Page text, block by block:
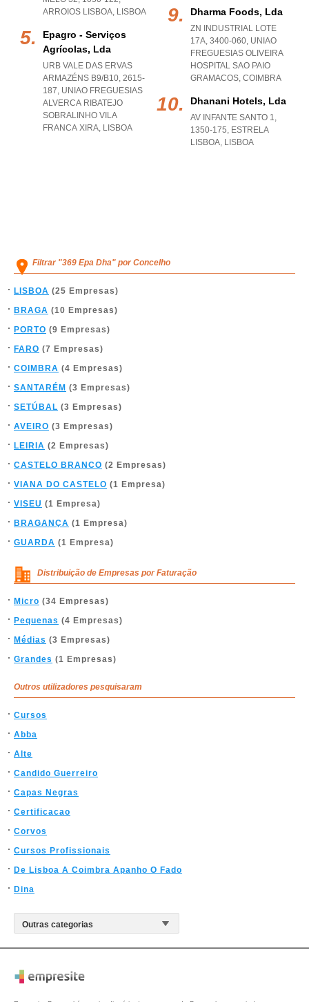
ARROIOS LISBOA, LISBOA
Epagro - Serviços
Agrícolas, Lda
URB VALE DAS ERVAS
ARMAZÉNS B9/B10, 2615-
187, UNIAO FREGUESIAS
ALVERCA RIBATEJO
SOBRALINHO VILA
FRANCA XIRA, LISBOA
Dharma Foods, Lda
ZN INDUSTRIAL LOTE
17A, 3400-060, UNIAO
FREGUESIAS OLIVEIRA
HOSPITAL SAO PAIO
GRAMACOS, COIMBRA
Dhanani Hotels, Lda
AV INFANTE SANTO 1,
1350-175, ESTRELA
LISBOA, LISBOA
Filtrar "369 Epa Dha" por Concelho
LISBOA (25 Empresas)
BRAGA (10 Empresas)
PORTO (9 Empresas)
FARO (7 Empresas)
COIMBRA (4 Empresas)
SANTARÉM (3 Empresas)
SETÚBAL (3 Empresas)
AVEIRO (3 Empresas)
LEIRIA (2 Empresas)
CASTELO BRANCO (2 Empresas)
VIANA DO CASTELO (1 Empresa)
VISEU (1 Empresa)
BRAGANÇA (1 Empresa)
GUARDA (1 Empresa)
Distribuição de Empresas por Faturação
Micro (34 Empresas)
Pequenas (4 Empresas)
Médias (3 Empresas)
Grandes (1 Empresas)
Outros utilizadores pesquisaram
Cursos
Abba
Alte
Candido Guerreiro
Capas Negras
Certificacao
Corvos
Cursos Profissionais
De Lisboa A Coimbra Apanho O Fado
Dina